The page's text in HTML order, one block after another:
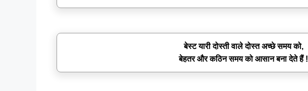
बेस्ट यारी दोस्ती वाले दोस्त अच्छे समय को,
बेहतर और कठिन समय को आसान बना देते हैं !